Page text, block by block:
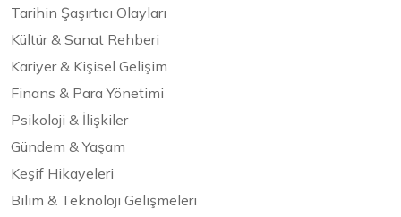
Tarihin Şaşırtıcı Olayları
Kültür & Sanat Rehberi
Kariyer & Kişisel Gelişim
Finans & Para Yönetimi
Psikoloji & İlişkiler
Gündem & Yaşam
Keşif Hikayeleri
Bilim & Teknoloji Gelişmeleri